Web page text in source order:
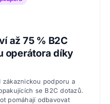
až 75 % B2C
operátora díky
zákaznickou podporu a
se B2C dotazů.
pomáhají odbavovat